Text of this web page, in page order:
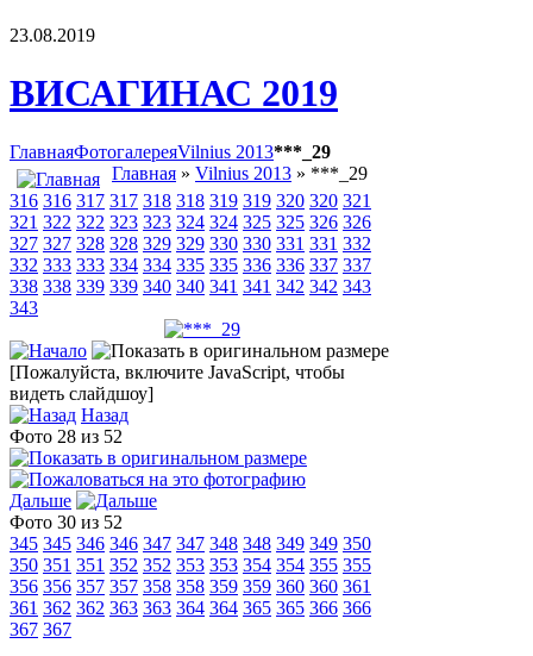
23.08.2019
ВИСАГИНАС 2019
ГлавнаяФотогалереяVilnius 2013***_29
Главная » Vilnius 2013 » ***_29
316 316 317 317 318 318 319 319 320 320 321
321 322 322 323 323 324 324 325 325 326 326
327 327 328 328 329 329 330 330 331 331 332
332 333 333 334 334 335 335 336 336 337 337
338 338 339 339 340 340 341 341 342 342 343
343
[Пожалуйста, включите JavaScript, чтобы
видеть слайдшоу]
Назад
Фото 28 из 52
Дальше
Фото 30 из 52
345 345 346 346 347 347 348 348 349 349 350
350 351 351 352 352 353 353 354 354 355 355
356 356 357 357 358 358 359 359 360 360 361
361 362 362 363 363 364 364 365 365 366 366
367 367